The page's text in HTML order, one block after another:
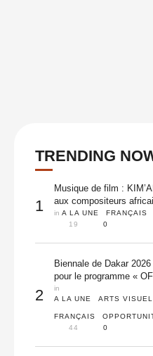
TRENDING
1
Musique de film :
aux compositeurs
in A LA UNE FRANÇAIS
19
0
2
Biennale de Dakar
pour le programme «
in
A LA UNE
ARTS
FRANÇAIS
44
0